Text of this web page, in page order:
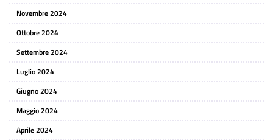
Novembre 2024
Ottobre 2024
Settembre 2024
Luglio 2024
Giugno 2024
Maggio 2024
Aprile 2024